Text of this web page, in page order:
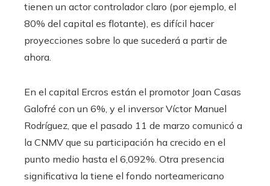
tienen un actor controlador claro (por ejemplo, el
80% del capital es flotante), es difícil hacer
proyecciones sobre lo que sucederá a partir de
ahora.
En el capital Ercros están el promotor Joan Casas
Galofré con un 6%, y el inversor Víctor Manuel
Rodríguez, que el pasado 11 de marzo comunicó a
la CNMV que su participación ha crecido en el
punto medio hasta el 6,092%. Otra presencia
significativa la tiene el fondo norteamericano